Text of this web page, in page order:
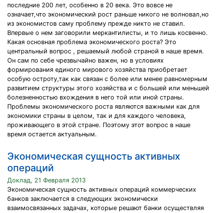
последние 200 лет, особенно в 20 века. Это вовсе не
означает,что экономический рост раньше никого не волновал,но
из экономистов саму проблему прежде никто не ставил.
Впервые о нем заговорили меркантилисты, и то лишь косвенно.
Какая основная проблема экономического роста? Это
центральный вопрос , решаемый любой страной в наше время.
Он сам по себе чрезвычайно важен, но в условиях
формирования единого мирового хозяйства приобретает
особую остроту,так как связан с более или менее равномерным
развитием структуры этого хозяйства и с большей или меньшей
болезненностью вхождения в него той или иной страны.
Проблемы экономического роста являются важными как для
экономики страны в целом, так и для каждого человека,
проживающего в этой стране. Поэтому этот вопрос в наше
время остается актуальным.
Экономическая сущность активных
операций
Доклад, 21 Февраля 2013
Экономическая сущность активных операций коммерческих
банков заключается в следующих экономически
взаимосвязанных задачах, которые решают банки осуществляя